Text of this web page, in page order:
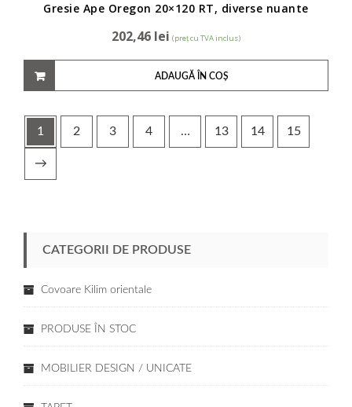
Gresie Ape Oregon 20×120 RT, diverse nuante
202,46 lei (preț cu TVA inclus)
ADAUGĂ ÎN COȘ
1 2 3 4 … 13 14 15
→
CATEGORII DE PRODUSE
Covoare Kilim orientale
PRODUSE ÎN STOC
MOBILIER DESIGN / UNICATE